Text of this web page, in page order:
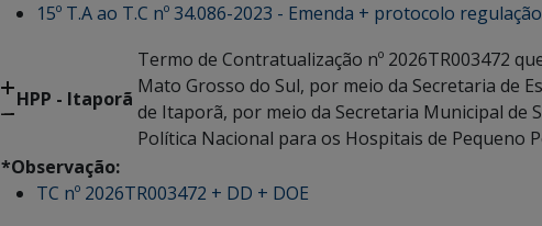
15º T.A ao T.C nº 34.086-2023 - Emenda + protocolo
HPP - Itaporã
Termo de Contratualização nº 2026TR003472
Mato Grosso do Sul, por meio da Secretaria de
de Itaporã, por meio da Secretaria Municipal de
Política Nacional para os Hospitais de Pequeno
*Observação:
TC nº 2026TR003472 + DD + DOE